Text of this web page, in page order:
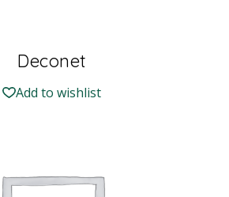
Deconet
Add to wishlist